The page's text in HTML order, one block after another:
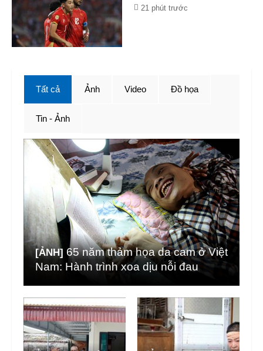
21 phút trước
Tất cả
[ẢNH] 65 năm thảm họa da cam ở Việt
Nam: Hành trình xoa dịu nỗi đau
Ảnh Video Đồ họa
Tin - Ảnh